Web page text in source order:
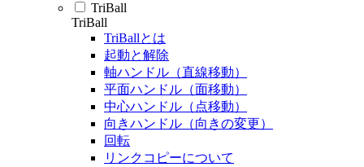
TriBall
TriBall
TriBallとは
起動と解除
軸ハンドル（直線移動）
平面ハンドル（面移動）
中心ハンドル（点移動）
向きハンドル（向きの変更）
回転
リンクコピーについて